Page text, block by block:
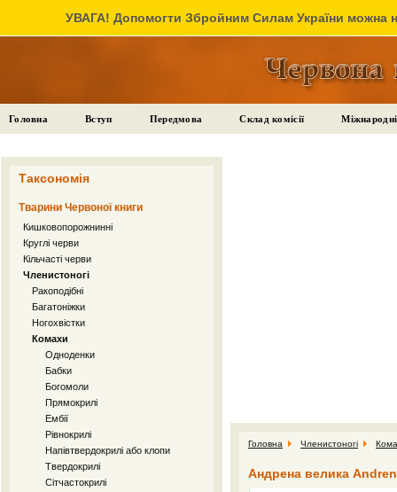
УВАГА! Допомогти Збройним Силам України можна
Головна Вступ Передмова Склад комісії
Таксономія
Тварини Червоної книги
Кишковопорожнинні
Круглі черви
Кільчасті черви
Членистоногі
Ракоподібні
Багатоніжки
Ногохвістки
Комахи
Одноденки
Бабки
Богомоли
Прямокрилі
Ембії
Рівнокрилі
Напівтвердокрилі або клопи
Твердокрилі
Сітчастокрилі
Головна Членистоногі
Андрена велика